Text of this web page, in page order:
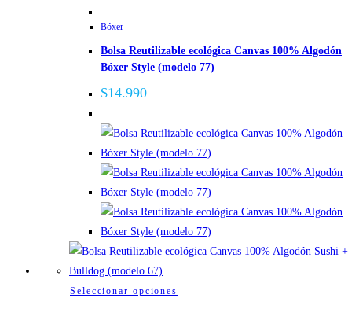
múltiples
variantes.
se
pueden
elegir
en
la
página
de
Bóxer
Bolsa Reutilizable ecológica Canvas 100% Algodón
Bóxer Style (modelo 77)
$14.990
Seleccionar opciones